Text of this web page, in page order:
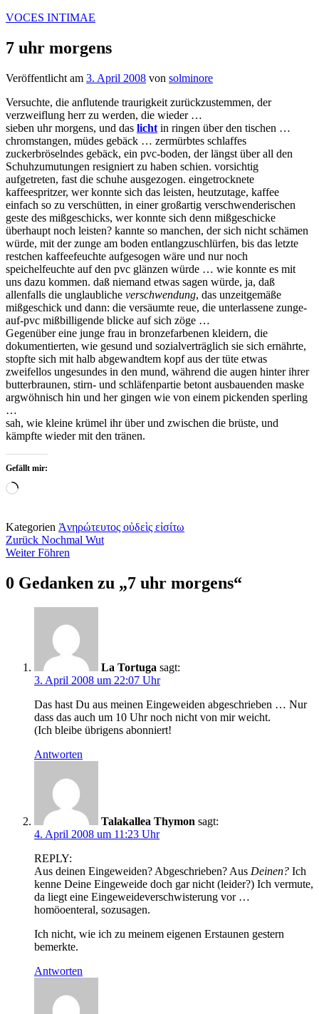
Zum
springen
VOCES INTIMAE
7 uhr morgens
Veröffentlicht am 3. April 2008 von solminore
Versuchte, die anflutende traurigkeit zurückzustemmen, der
verzweiflung herr zu werden, die wieder …
sieben uhr morgens, und das licht in ringen über den tischen …
chromstangen, müdes gebäck … zermürbtes schlaffes
zuckerbröselndes gebäck, ein pvc-boden, der längst über all den
Schuhzumutungen resigniert zu haben schien. vorsichtig
aufgetreten, fast die schuhe ausgezogen. eingetrocknete
kaffeespritzer, wer konnte sich das leisten, heutzutage, kaffee
einfach so zu verschütten, in einer großartig verschwenderischen
geste des mißgeschicks, wer konnte sich denn mißgeschicke
überhaupt noch leisten? kannte so manchen, der sich nicht schämen
würde, mit der zunge am boden entlangzuschlürfen, bis das letzte
restchen kaffeefeuchte aufgesogen wäre und nur noch
speichelfeuchte auf den pvc glänzen würde … wie konnte es mit
uns dazu kommen. daß niemand etwas sagen würde, ja, daß
allenfalls die unglaubliche verschwendung, das unzeitgemäße
mißgeschick und dann: die versäumte reue, die unterlassene zunge-
auf-pvc mißbilligende blicke auf sich zöge …
Gegenüber eine junge frau in bronzefarbenen kleidern, die
dokumentierten, wie gesund und sozialverträglich sie sich ernährte,
stopfte sich mit halb abgewandtem kopf aus der tüte etwas
zweifellos ungesundes in den mund, während die augen hinter ihrer
butterbraunen, stirn- und schläfenpartie betont ausbauenden maske
argwöhnisch hin und her gingen wie von einem pickenden sperling
…
sah, wie kleine krümel ihr über und zwischen die brüste, und
kämpfte wieder mit den tränen.
Gefällt mir:
Wird
Kategorien Ἀνηρώτευτος οὐδεὶς εἰσίτω
Beitragsnavigation
Zurück Nochmal Wut
Weiter Föhren
0 Gedanken zu „7 uhr morgens“
La Tortuga sagt:
3. April 2008 um 22:07 Uhr
Das hast Du aus meinen Eingeweiden abgeschrieben … Nur
dass das auch um 10 Uhr noch nicht von mir weicht.
(Ich bleibe übrigens abonniert!
Antworten
Talakallea Thymon sagt:
4. April 2008 um 11:23 Uhr
REPLY:
Aus deinen Eingeweiden? Abgeschrieben? Aus Deinen? Ich
kenne Deine Eingeweide doch gar nicht (leider?) Ich vermute,
da liegt eine Eingeweideverschwisterung vor …
homöoenteral, sozusagen.
Ich nicht, wie ich zu meinem eigenen Erstaunen gestern
bemerkte.
Antworten